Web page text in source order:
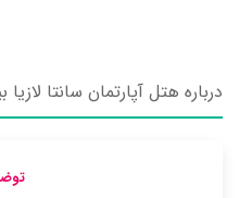
درباره هتل آپارتمان سانتا لازیا